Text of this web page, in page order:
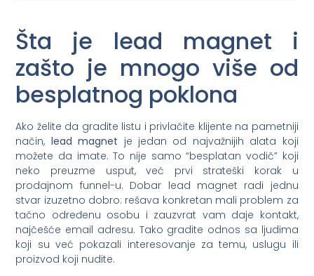
Šta je lead magnet i
zašto je mnogo više od
besplatnog poklona
Ako želite da gradite listu i privlačite klijente na pametniji
način, lead magnet je jedan od najvažnijih alata koji
možete da imate. To nije samo “besplatan vodič” koji
neko preuzme usput, već prvi strateški korak u
prodajnom funnel-u. Dobar lead magnet radi jednu
stvar izuzetno dobro: rešava konkretan mali problem za
tačno određenu osobu i zauzvrat vam daje kontakt,
najčešće email adresu. Tako gradite odnos sa ljudima
koji su već pokazali interesovanje za temu, uslugu ili
proizvod koji nudite.